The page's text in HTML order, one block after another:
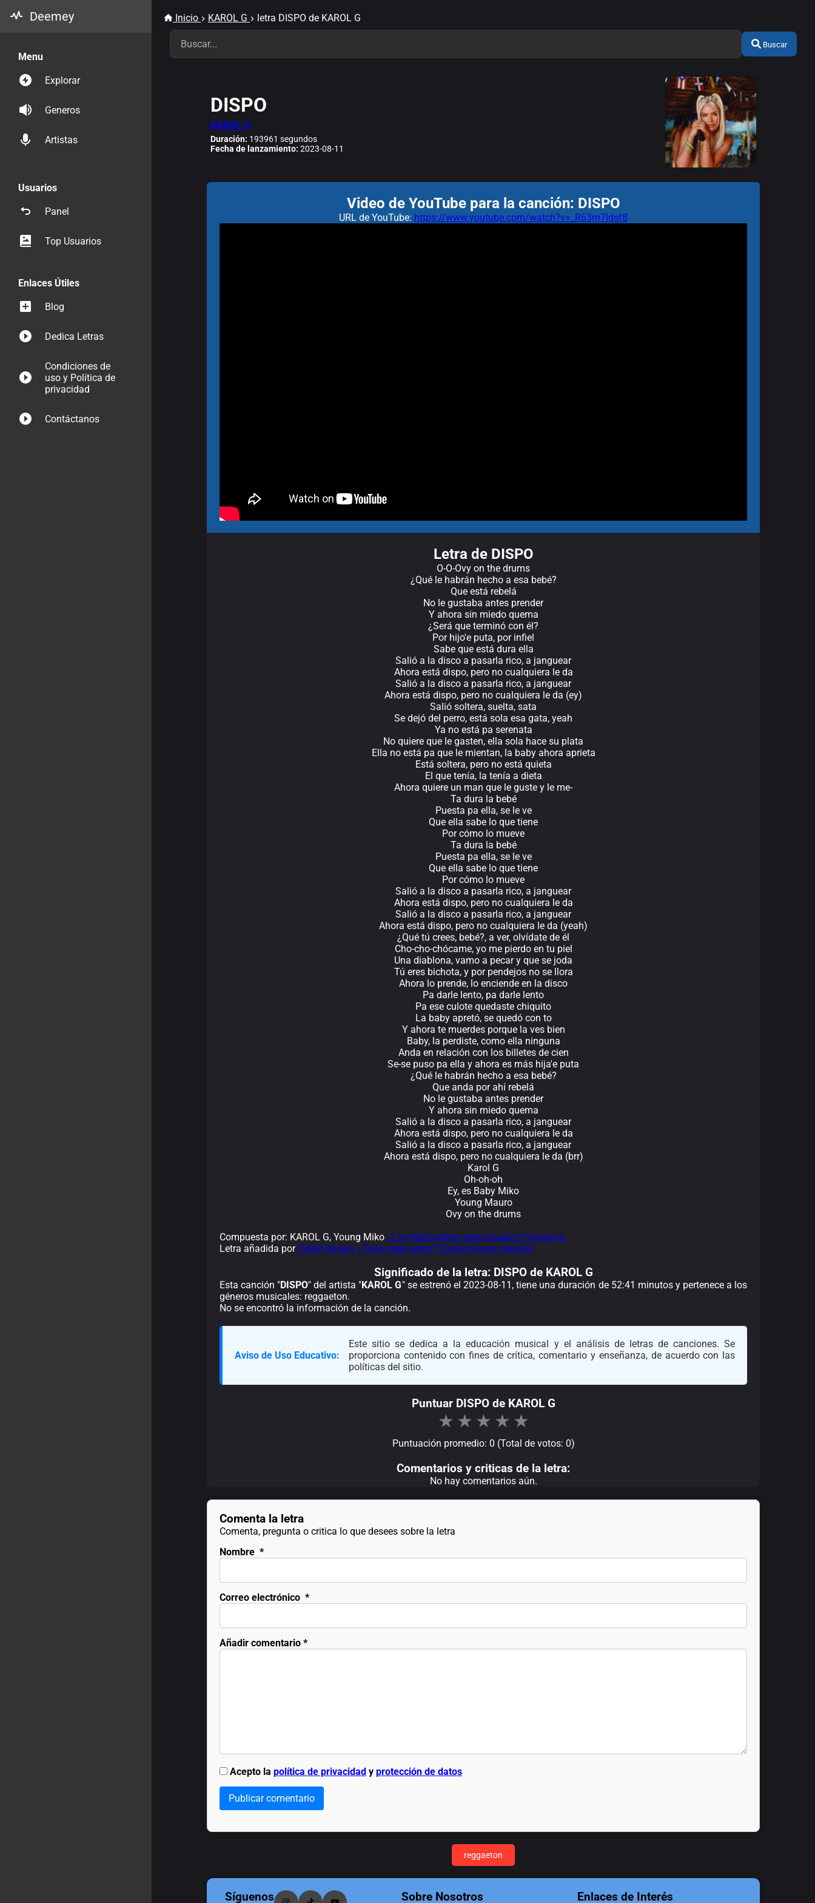
Deemey
Menu
Explorar
Generos
Artistas
Usuarios
Panel
Top Usuarios
Enlaces Útiles
Blog
Dedica Letras
Condiciones de
uso y Política de
privacidad
Contáctanos
Inicio KAROL G letra DISPO de KAROL G
Buscar
DISPO
KAROL G
Duración: 193961 segundos
Fecha de lanzamiento: 2023-08-11
Video de YouTube para la canción: DISPO
URL de YouTube: https://www.youtube.com/watch?v=_R63m7ldsf8
Letra de DISPO
O-O-Ovy on the drums
¿Qué le habrán hecho a esa bebé?
Que está rebelá
No le gustaba antes prender
Y ahora sin miedo quema
¿Será que terminó con él?
Por hijo'e puta, por infiel
Sabe que está dura ella
Salió a la disco a pasarla rico, a janguear
Ahora está dispo, pero no cualquiera le da
Salió a la disco a pasarla rico, a janguear
Ahora está dispo, pero no cualquiera le da (ey)
Salió soltera, suelta, sata
Se dejó del perro, está sola esa gata, yeah
Ya no está pa serenata
No quiere que le gasten, ella sola hace su plata
Ella no está pa que le mientan, la baby ahora aprieta
Está soltera, pero no está quieta
El que tenía, la tenía a dieta
Ahora quiere un man que le guste y le me-
Ta dura la bebé
Puesta pa ella, se le ve
Que ella sabe lo que tiene
Por cómo lo mueve
Ta dura la bebé
Puesta pa ella, se le ve
Que ella sabe lo que tiene
Por cómo lo mueve
Salió a la disco a pasarla rico, a janguear
Ahora está dispo, pero no cualquiera le da
Salió a la disco a pasarla rico, a janguear
Ahora está dispo, pero no cualquiera le da (yeah)
¿Qué tú crees, bebé?, a ver, olvídate de él
Cho-cho-chócame, yo me pierdo en tu piel
Una diablona, vamo a pecar y que se joda
Tú eres bichota, y por pendejos no se llora
Ahora lo prende, lo enciende en la disco
Pa darle lento, pa darle lento
Pa ese culote quedaste chiquito
La baby apretó, se quedó con to
Y ahora te muerdes porque la ves bien
Baby, la perdiste, como ella ninguna
Anda en relación con los billetes de cien
Se-se puso pa ella y ahora es más hija'e puta
¿Qué le habrán hecho a esa bebé?
Que anda por ahí rebelá
No le gustaba antes prender
Y ahora sin miedo quema
Salió a la disco a pasarla rico, a janguear
Ahora está dispo, pero no cualquiera le da
Salió a la disco a pasarla rico, a janguear
Ahora está dispo, pero no cualquiera le da (brr)
Karol G
Oh-oh-oh
Ey, es Baby Miko
Young Mauro
Ovy on the drums
Compuesta por: KAROL G, Young Miko ¿Los datos están equivocados? Avísanos.
Letra añadida por Pablo Rosero ¿Viste algún error? Envíanos una revisión.
Significado de la letra: DISPO de KAROL G
Esta canción "DISPO" del artista "KAROL G" se estrenó el 2023-08-11, tiene una duración de 52:41 minutos y pertenece a los
géneros musicales: reggaeton.
No se encontró la información de la canción.
Aviso de Uso Educativo:
Este sitio se dedica a la educación musical y el análisis de letras de canciones. Se
proporciona contenido con fines de crítica, comentario y enseñanza, de acuerdo con las
políticas del sitio.
Puntuar DISPO de KAROL G
★ ★ ★ ★ ★
Puntuación promedio: 0 (Total de votos: 0)
Comentarios y criticas de la letra:
No hay comentarios aún.
Comenta la letra
Comenta, pregunta o critica lo que desees sobre la letra
Nombre *
Correo electrónico *
Añadir comentario*
Acepto la política de privacidady protección de datos
Publicar comentario
reggaeton
Síguenos Sobre Nosotros Enlaces de Interés